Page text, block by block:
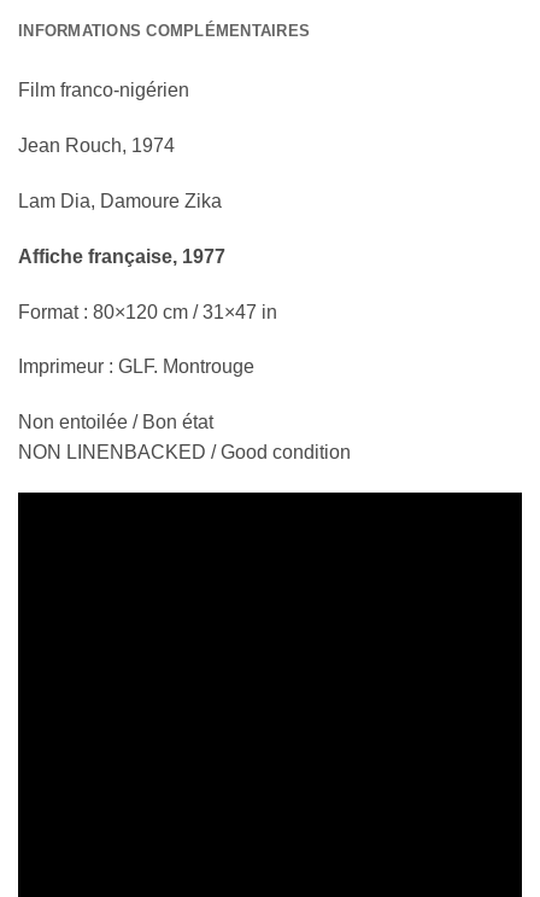
INFORMATIONS COMPLÉMENTAIRES
Film franco-nigérien
Jean Rouch, 1974
Lam Dia, Damoure Zika
Affiche française, 1977
Format : 80×120 cm / 31×47 in
Imprimeur : GLF. Montrouge
Non entoilée / Bon état
NON LINENBACKED / Good condition